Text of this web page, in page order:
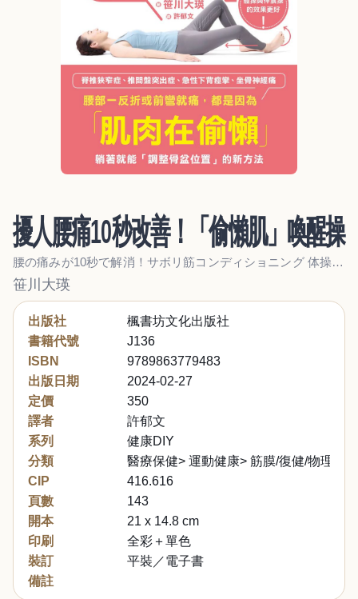
擾人腰痛10秒改善！「偷懶肌」喚醒操
腰の痛みが10秒で解消！サボリ筋コンディショニング 体操やストレッチより効果絶大！
笹川大瑛
出版社
楓書坊文化出版社
書籍代號
J136
ISBN
9789863779483
出版日期
2024-02-27
定價
350
譯者
許郁文
系列
健康DIY
分類
醫療保健> 運動健康> 筋膜/復健/物理治療
CIP
416.616
頁數
143
開本
21 x 14.8 cm
印刷
全彩＋單色
裝訂
平裝／電子書
備註